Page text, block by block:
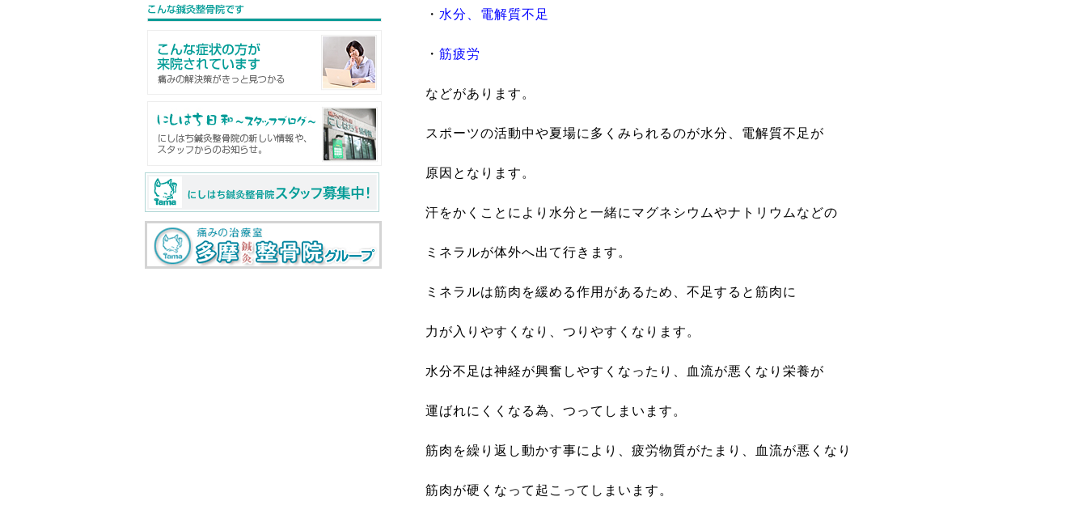
・ 水分、電解質不足
・ 筋疲労
などがあります。
スポーツの活動中や夏場に多くみられるのが水分、電解質不足が
原因となります。
汗をかくことにより水分と一緒にマグネシウムやナトリウムなどの
ミネラルが体外へ出て行きます。
ミネラルは筋肉を緩める作用があるため、不足すると筋肉に
力が入りやすくなり、つりやすくなります。
水分不足は神経が興奮しやすくなったり、血流が悪くなり栄養が
運ばれにくくなる為、つってしまいます。
筋肉を繰り返し動かす事により、疲労物質がたまり、血流が悪くなり
筋肉が硬くなって起こってしまいます。